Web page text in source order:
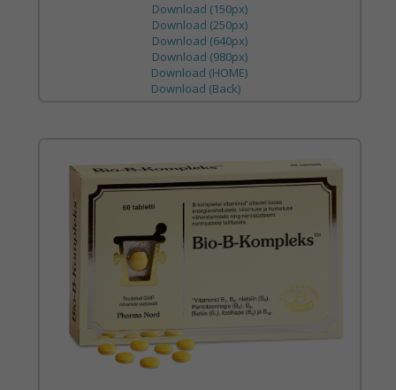
Download (150px)
Download (250px)
Download (640px)
Download (980px)
Download (HOME)
Download (Back)